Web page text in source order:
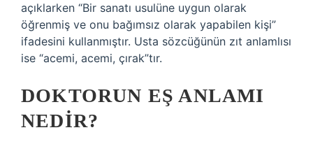
açıklarken “Bir sanatı usulüne uygun olarak
öğrenmiş ve onu bağımsız olarak yapabilen kişi”
ifadesini kullanmıştır. Usta sözcüğünün zıt anlamlısı
ise “acemi, acemi, çırak”tır.
DOKTORUN EŞ ANLAMI
NEDIR?